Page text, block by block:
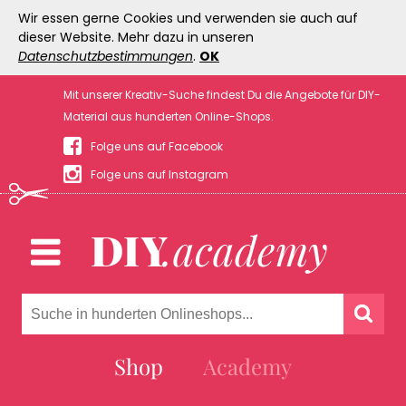
Wir essen gerne Cookies und verwenden sie auch auf
dieser Website. Mehr dazu in unseren
Datenschutzbestimmungen. OK
Mit unserer Kreativ-Suche findest Du die Angebote für DIY-
Material aus hunderten Online-Shops.
Folge uns auf Facebook
Folge uns auf Instagram
Shop Academy